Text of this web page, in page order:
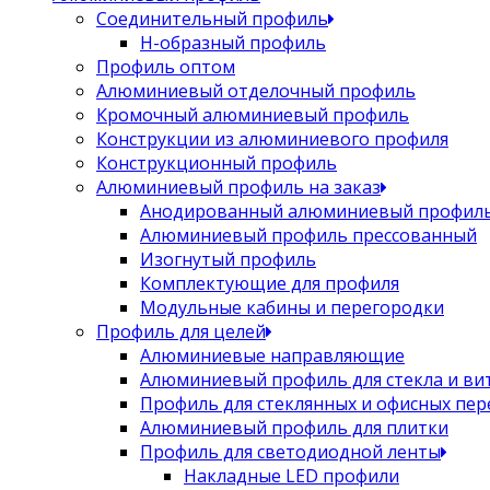
Соединительный профиль
Н-образный профиль
Профиль оптом
Алюминиевый отделочный профиль
Кромочный алюминиевый профиль
Конструкции из алюминиевого профиля
Конструкционный профиль
Алюминиевый профиль на заказ
Анодированный алюминиевый
Алюминиевый профиль прессованный
Изогнутый профиль
Комплектующие для профиля
Модульные кабины и перегородки
Профиль для целей
Алюминиевые направляющие
Алюминиевый профиль для стекла и
Профиль для стеклянных и офисных
Алюминиевый профиль для плитки
Профиль для светодиодной ленты
Накладные LED профили